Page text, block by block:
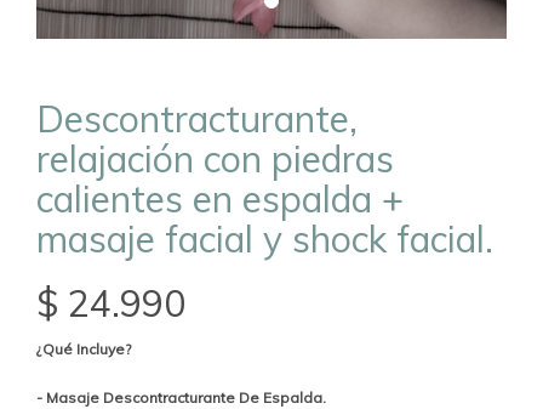
Descontracturante,
relajación con piedras
calientes en espalda +
masaje facial y shock facial.
$ 24.990
¿Qué Incluye?
- Masaje Descontracturante De Espalda.